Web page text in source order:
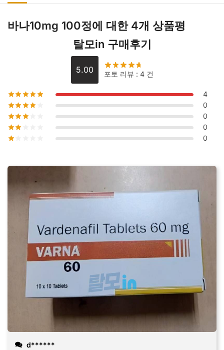
바나10mg 100정에 대한 4개 상품평
탈모in 구매후기
5.00 포토 리뷰 : 4 건
4
0
0
0
0
d******